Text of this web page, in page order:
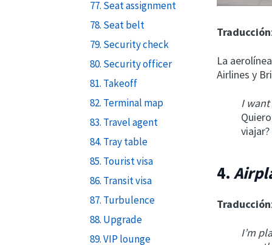
77. Seat assignment
78. Seat belt
79. Security check
80. Security officer
81. Takeoff
82. Terminal map
83. Travel agent
84. Tray table
85. Tourist visa
86. Transit visa
87. Turbulence
88. Upgrade
89. VIP lounge
Traducción
La
Airlines y
I
viajar?
4.
Traducción
I’m